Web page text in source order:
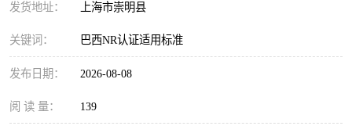
发货地址： 上海市崇明县
关键词： 巴西NR认证适用标准
发布日期： 2026-08-08
阅 读 量： 139